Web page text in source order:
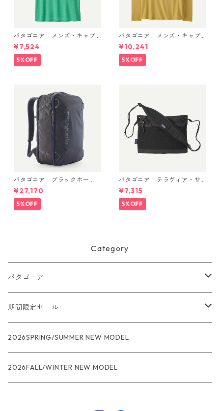
パタゴニア メンズ・キャプ
リーン・クール・デイリー・
シャツ（ストラタスパイア）
(カラー Feather Grey) Pat
agonia Men's Capilene® Co
¥7,524
5%OFF
パタゴニア メンズ・キャプ
リーン・クール・デイリー・
フーディ（'73 スカイライン）
(カラー Limestone Yellow - L
ight Limestone Yellow X-Dy
¥10,241
5%OFF
パタゴニア ブラックホー
ル・ミニ・MLC 30L (カラー
Smolder Blue w/Forge Gre
y) Patagonia Black Hole® Mi
ni MLC® 30L 日本正規品 製
¥27,170
5%OFF
パタゴニア テラヴィア・サ
コッシュ 3L (カラー Black)
Patagonia Terravia Sacoche
Bag 3L 日本正規品 製品番号
48835
¥7,315
5%OFF
Category
パタゴニア
メンズ
R1
R1エア
ウィメンズ
R1
ジャケット・アウター
期間限定セール
★★★
レインウェアー
2026SPRING/SUMMER NEW MODEL
2026FALL/WINTER NEW MODEL